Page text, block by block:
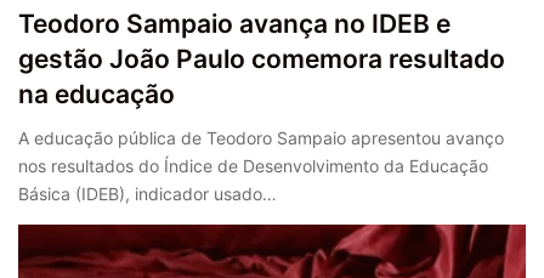
Teodoro Sampaio avança no IDEB e
gestão João Paulo comemora resultado
na educação
A educação pública de Teodoro Sampaio apresentou avanço
nos resultados do Índice de Desenvolvimento da Educação
Básica (IDEB), indicador usado…